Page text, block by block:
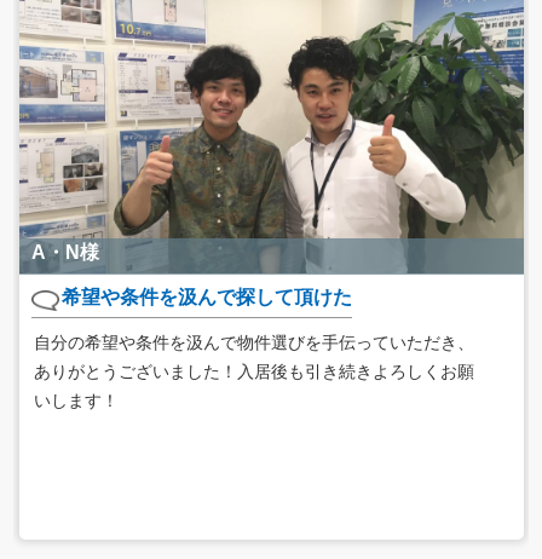
A・N様
希望や条件を汲んで探して頂けた
自分の希望や条件を汲んで物件選びを手伝っていただき、
ありがとうございました！入居後も引き続きよろしくお願
いします！